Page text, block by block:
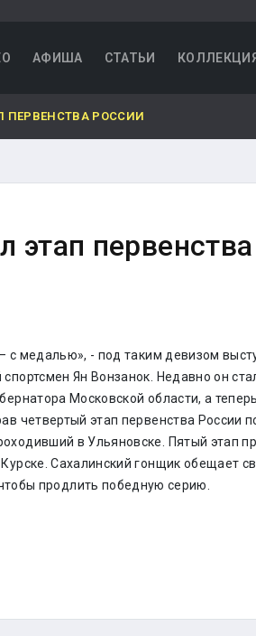
АФИША СТАТЬИ КОЛЛЕКЦИЯ
ПЕРВЕНСТВА РОССИИ
этап первенства
с медалью», - под таким девизом
спортсмен Ян Вонзанок. Недавно он
Московской области, а
четвертый этап первенства России
в Ульяновске. Пятый этап
Курске. Сахалинский гонщик обещает
продлить победную серию.